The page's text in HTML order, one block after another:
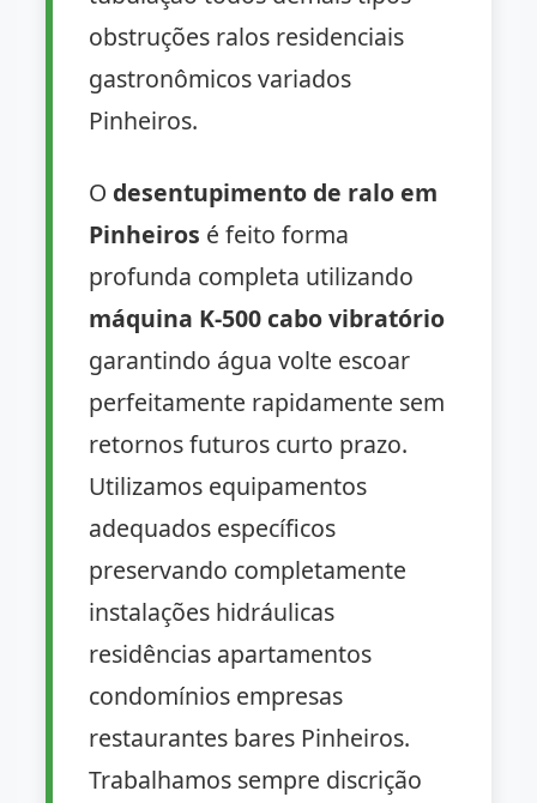
obstruções ralos residenciais
gastronômicos variados
Pinheiros.
O desentupimento de ralo em
Pinheiros é feito forma
profunda completa utilizando
máquina K-500 cabo vibratório
garantindo água volte escoar
perfeitamente rapidamente sem
retornos futuros curto prazo.
Utilizamos equipamentos
adequados específicos
preservando completamente
instalações hidráulicas
residências apartamentos
condomínios empresas
restaurantes bares Pinheiros.
Trabalhamos sempre discrição